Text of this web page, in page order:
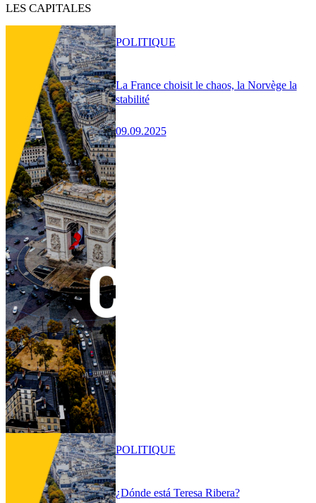
LES CAPITALES
La France choisit le chaos, la Norvège la
stabilité
09.09.2025
POLITIQUE
¿Dónde está Teresa Ribera?
POLITIQUE